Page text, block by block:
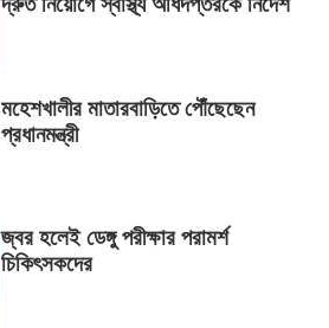
মহেশখালীর মাতারবাড়িতে পৌঁছেছেন
প্রধানমন্ত্রী
জ্বর হলেই ডেঙ্গু পরীক্ষার পরামর্শ
চিকিৎসকদের